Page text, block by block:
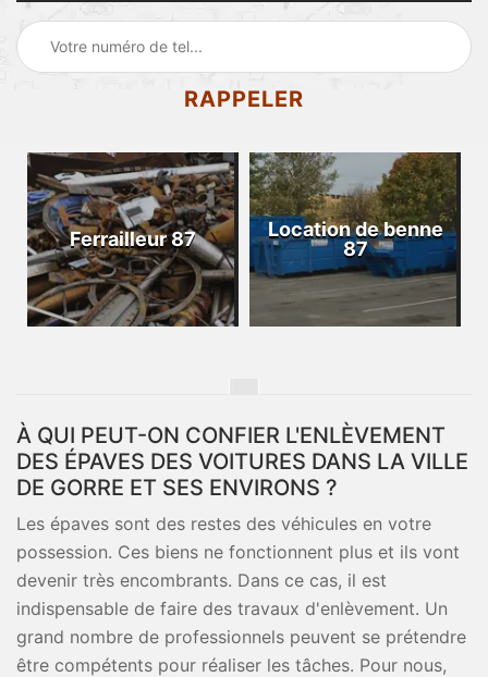
Ferrailleur 87
Location de benne
87
À QUI PEUT-ON CONFIER L'ENLÈVEMENT
DES ÉPAVES DES VOITURES DANS LA VILLE
DE GORRE ET SES ENVIRONS ?
Les épaves sont des restes des véhicules en votre
possession. Ces biens ne fonctionnent plus et ils vont
devenir très encombrants. Dans ce cas, il est
indispensable de faire des travaux d'enlèvement. Un
grand nombre de professionnels peuvent se prétendre
être compétents pour réaliser les tâches. Pour nous,